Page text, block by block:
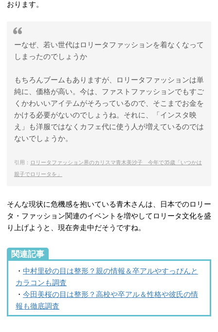
おります。
ーなぜ、若い世代はロリータファッションを着なくなって
しまったのでしょうか
もちろんブームもありますが、ロリータファッションは単
純に、価格が高い。今は、ファストファッションでもすご
くかわいいアイテムがそろっているので、そこまでお金を
かける必要がないのでしょうね。それに、「インスタ映
え」も洋服ではなくカフェ代に使う人が増えているのでは
ないでしょうか。
引用： ロリータファッション界のカリスマ青木美沙子 今年で35歳「いつかは
親子でロリータを」
そんな現状に危機感を抱いている青木さんは、日本でのロリー
タ・ファッション関連のイベントを増やしてロリータ文化を盛
り上げようと、現在奔走中だそうですね。
関連記事
・ 中村里砂の目は整形？親の情報＆卒アルやすっぴんと
カラコンも調査
・ 今田美桜の目は整形？高校や卒アル＆性格や彼氏の情
報も徹底調査